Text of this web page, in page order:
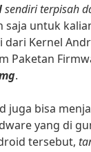
sendiri terpisah
saja untuk
dari Kernel
Paketan
.
juga bisa
yang di
tersebut,